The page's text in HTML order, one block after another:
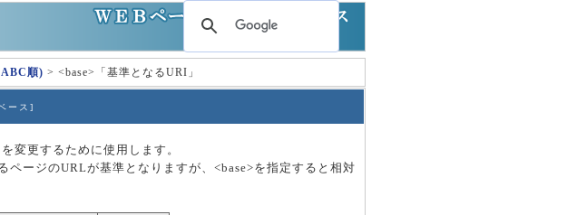
順) > <base>「基準となるURI」
ース]
変更するために使用します。
ージのURLが基準となりますが、<base>を指定すると相対